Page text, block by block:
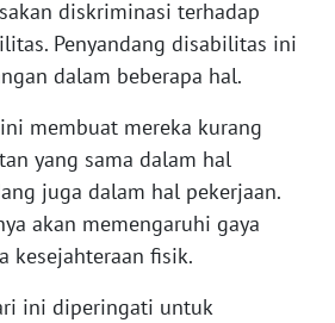
diskriminasi terhadap
Penyandang disabilitas ini
dalam beberapa hal.
membuat mereka kurang
yang sama dalam hal
juga dalam hal pekerjaan.
akan memengaruhi gaya
kesejahteraan fisik.
ini diperingati untuk